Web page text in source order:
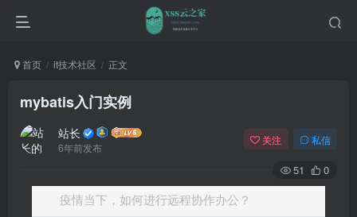
首页 it技术社区 正文
mybatis入门实例
站长
6年前发布
关注 私信
51 0
疫情当下，如何进行远程协作办公？